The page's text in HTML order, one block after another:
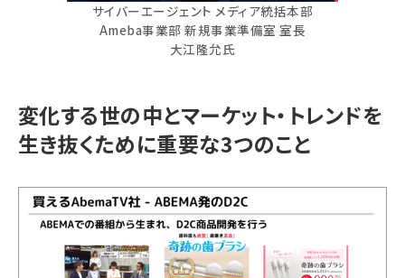
サイバーエージェント メディア統括本部
Ameba事業部 新規事業準備室 室長
大江隆允氏
変化する世の中とマーケット・トレンドを
生き抜くために重要な3つのこと